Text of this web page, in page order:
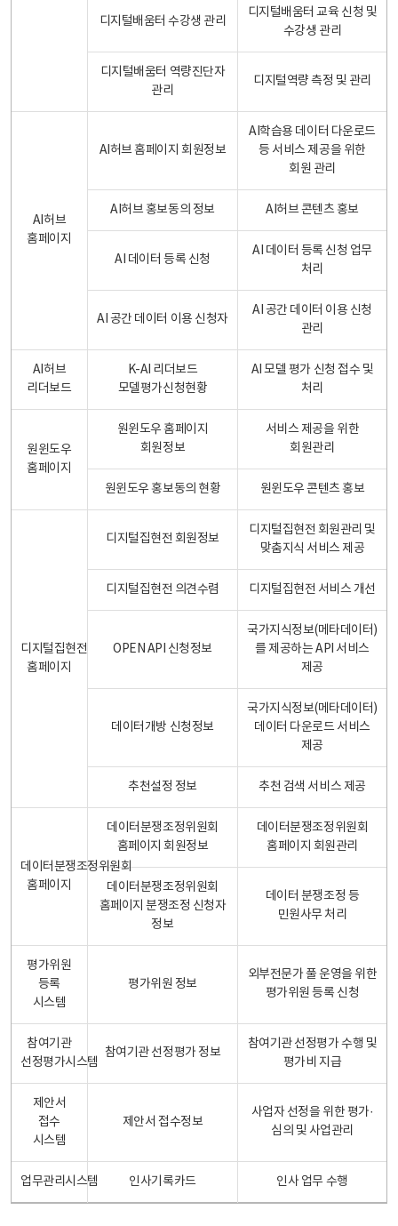
디지털배움터 수강생 관리
디지털배움터 교육 신청 및
수강생 관리
디지털배움터 역량진단자
관리
디지털역량 측정 및 관리
AI허브
홈페이지
AI허브 홈페이지 회원정보
AI학습용 데이터 다운로드
등 서비스 제공을 위한
회원 관리
AI허브 홍보동의 정보 AI허브 콘텐츠 홍보
AI 데이터 등록 신청
AI 데이터 등록 신청 업무
처리
AI 공간 데이터 이용 신청자
AI 공간 데이터 이용 신청
관리
AI허브
리더보드
K-AI 리더보드
모델평가신청현황
AI 모델 평가 신청 접수 및
처리
원윈도우
홈페이지
원윈도우 홈페이지
회원정보
서비스 제공을 위한
회원관리
원윈도우 홍보동의 현황 원윈도우 콘텐츠 홍보
디지털집현전
홈페이지
디지털집현전 회원정보
디지털집현전 회원관리 및
맞춤지식 서비스 제공
디지털집현전 의견수렴 디지털집현전 서비스 개선
OPEN API 신청정보
국가지식정보(메타데이터)
를 제공하는 API 서비스
제공
데이터개방 신청정보
국가지식정보(메타데이터)
데이터 다운로드 서비스
제공
추천설정 정보 추천 검색 서비스 제공
데이터분쟁조정위원회
홈페이지
데이터분쟁조정위원회
홈페이지 회원정보
데이터분쟁조정위원회
홈페이지 회원관리
데이터분쟁조정위원회
홈페이지 분쟁조정 신청자
정보
데이터 분쟁조정 등
민원사무 처리
평가위원
등록
시스템
평가위원 정보
외부전문가 풀 운영을 위한
평가위원 등록 신청
참여기관
선정평가시스템
참여기관 선정평가 정보
참여기관 선정평가 수행 및
평가비 지급
제안서
접수
시스템
제안서 접수정보
사업자 선정을 위한 평가·
심의 및 사업관리
업무관리시스템 인사기록카드 인사 업무 수행